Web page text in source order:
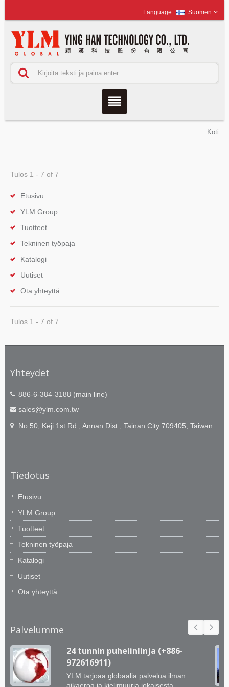
Suomen
Koti
Tulos 1 - 7 of 7
Etusivu
YLM Group
Tuotteet
Tekninen työpaja
Katalogi
Uutiset
Ota yhteyttä
Tulos 1 - 7 of 7
Yhteydet
886-6-384-3188 (main line)
sales@ylm.com.tw
No.50, Keji 1st Rd., Annan Dist., Tainan City 709405, Taiwan
Tiedotus
Etusivu
YLM Group
Tuotteet
Tekninen työpaja
Katalogi
Uutiset
Ota yhteyttä
Palvelumme
24 tunnin puhelinlinja (+886-
972616911)
YLM tarjoaa globaalia palvelua ilman